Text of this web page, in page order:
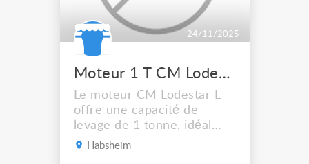
24/11/2025
Moteur 1 T CM Lodestar L 1 200 unité 3 dispo
Le moteur CM Lodestar L
offre une capacité de
levage de 1 tonne, idéal
pour la motorisation de
Habsheim